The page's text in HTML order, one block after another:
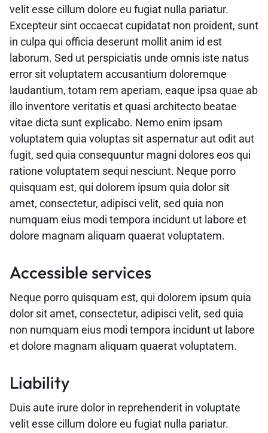
velit esse cillum dolore eu fugiat nulla pariatur.
Excepteur sint occaecat cupidatat non proident, sunt
in culpa qui officia deserunt mollit anim id est
laborum. Sed ut perspiciatis unde omnis iste natus
error sit voluptatem accusantium doloremque
laudantium, totam rem aperiam, eaque ipsa quae ab
illo inventore veritatis et quasi architecto beatae
vitae dicta sunt explicabo. Nemo enim ipsam
voluptatem quia voluptas sit aspernatur aut odit aut
fugit, sed quia consequuntur magni dolores eos qui
ratione voluptatem sequi nesciunt. Neque porro
quisquam est, qui dolorem ipsum quia dolor sit
amet, consectetur, adipisci velit, sed quia non
numquam eius modi tempora incidunt ut labore et
dolore magnam aliquam quaerat voluptatem.
Accessible services
Neque porro quisquam est, qui dolorem ipsum quia
dolor sit amet, consectetur, adipisci velit, sed quia
non numquam eius modi tempora incidunt ut labore
et dolore magnam aliquam quaerat voluptatem.
Liability
Duis aute irure dolor in reprehenderit in voluptate
velit esse cillum dolore eu fugiat nulla pariatur.